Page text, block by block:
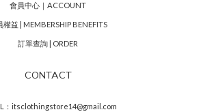
會員中心｜ACCOUNT
權益 | MEMBERSHIP BENEFITS
訂單查詢 | ORDER
CONTACT
：itsclothingstore14@gmail.com